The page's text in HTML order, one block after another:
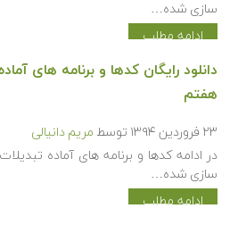
سازی شده…
ادامه مطلب
هفتم
۲۳ فروردین ۱۳۹۴ توسط مریم دانیالی
سازی شده…
ادامه مطلب